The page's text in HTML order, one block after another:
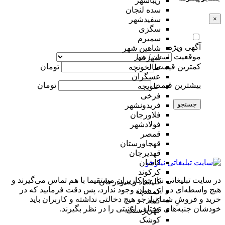
سده لنجان
سفیدشهر
سگزی
سمیرم
شاهین شهر
شهرضا
طالخونچه
عسگران
علویجه
فرخی
فریدونشهر
فلاورجان
فولادشهر
قمصر
قهجاورستان
قهدیرجان
کاشان
کرکوند
کلیشاد و سودرجان
کمشچه
کمه
کهریزسنگ
کوشک
×
آگهی ویژه
موقعیت
کمترین قیمت
تومان
بیشترین قیمت تومان
جستجو
در سایت تبلیغاتی نیازجو کاربران مستقیما با هم تماس می‌گیرند و
هیچ واسطه‌ای در این میان وجود ندارد، پس دقت فرمایید که در
خرید و فروشِ شما نیازجو هیچ دخالتی نداشته و کاربران باید
خودشان جنبه‌های مختلف امنیتی را در نظر بگیرند.